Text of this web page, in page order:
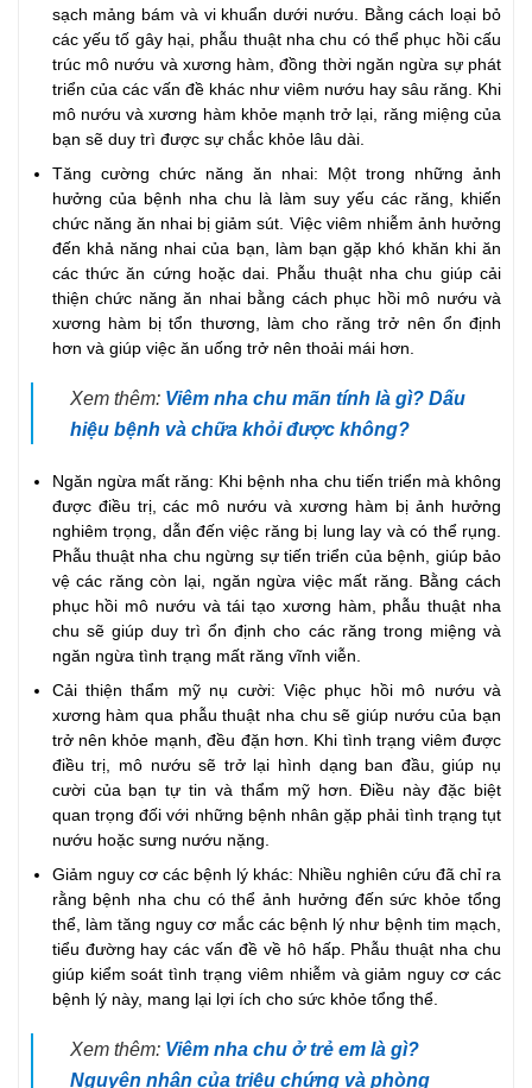
sạch mảng bám và vi khuẩn dưới nướu. Bằng cách loại bỏ
các yếu tố gây hại, phẫu thuật nha chu có thể phục hồi cấu
trúc mô nướu và xương hàm, đồng thời ngăn ngừa sự phát
triển của các vấn đề khác như viêm nướu hay sâu răng. Khi
mô nướu và xương hàm khỏe mạnh trở lại, răng miệng của
bạn sẽ duy trì được sự chắc khỏe lâu dài.
Tăng cường chức năng ăn nhai: Một trong những ảnh
hưởng của bệnh nha chu là làm suy yếu các răng, khiến
chức năng ăn nhai bị giảm sút. Việc viêm nhiễm ảnh hưởng
đến khả năng nhai của bạn, làm bạn gặp khó khăn khi ăn
các thức ăn cứng hoặc dai. Phẫu thuật nha chu giúp cải
thiện chức năng ăn nhai bằng cách phục hồi mô nướu và
xương hàm bị tổn thương, làm cho răng trở nên ổn định
hơn và giúp việc ăn uống trở nên thoải mái hơn.
Xem thêm: Viêm nha chu mãn tính là gì? Dấu
hiệu bệnh và chữa khỏi được không?
Ngăn ngừa mất răng: Khi bệnh nha chu tiến triển mà không
được điều trị, các mô nướu và xương hàm bị ảnh hưởng
nghiêm trọng, dẫn đến việc răng bị lung lay và có thể rụng.
Phẫu thuật nha chu ngừng sự tiến triển của bệnh, giúp bảo
vệ các răng còn lại, ngăn ngừa việc mất răng. Bằng cách
phục hồi mô nướu và tái tạo xương hàm, phẫu thuật nha
chu sẽ giúp duy trì ổn định cho các răng trong miệng và
ngăn ngừa tình trạng mất răng vĩnh viễn.
Cải thiện thẩm mỹ nụ cười: Việc phục hồi mô nướu và
xương hàm qua phẫu thuật nha chu sẽ giúp nướu của bạn
trở nên khỏe mạnh, đều đặn hơn. Khi tình trạng viêm được
điều trị, mô nướu sẽ trở lại hình dạng ban đầu, giúp nụ
cười của bạn tự tin và thẩm mỹ hơn. Điều này đặc biệt
quan trọng đối với những bệnh nhân gặp phải tình trạng tụt
nướu hoặc sưng nướu nặng.
Giảm nguy cơ các bệnh lý khác: Nhiều nghiên cứu đã chỉ ra
rằng bệnh nha chu có thể ảnh hưởng đến sức khỏe tổng
thể, làm tăng nguy cơ mắc các bệnh lý như bệnh tim mạch,
tiểu đường hay các vấn đề về hô hấp. Phẫu thuật nha chu
giúp kiểm soát tình trạng viêm nhiễm và giảm nguy cơ các
bệnh lý này, mang lại lợi ích cho sức khỏe tổng thể.
Xem thêm: Viêm nha chu ở trẻ em là gì?
Nguyên nhân của triệu chứng và phòng